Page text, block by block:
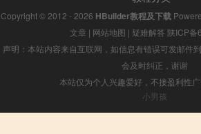
Copyright © 2012 - 2026 HBuilder教程及下载
文章 | 网站地图 | 疑难解答 陕ICP备
声明：本站内容来自互联网，如信息有错误可发邮件
会及时纠正，谢谢
本站仅为个人兴趣爱好，不接盈利性
小男孩